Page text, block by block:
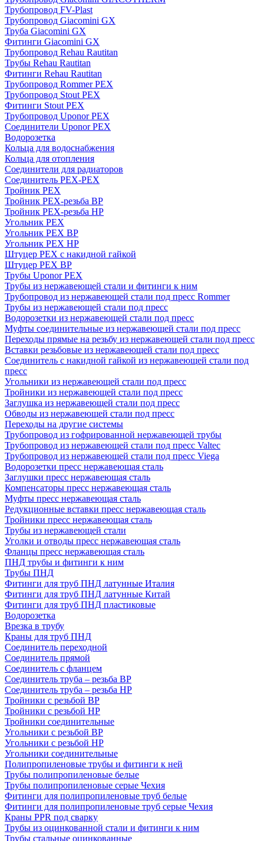
Трубопровод FV-Plast
Трубопровод Giacomini GX
Труба Giacomini GX
Фитинги Giacomini GX
Трубопровод Rehau Rautitan
Трубы Rehau Rautitan
Фитинги Rehau Rautitan
Трубопровод Rommer PEX
Трубопровод Stout PEX
Фитинги Stout PEX
Трубопровод Uponor PEX
Соединители Uponor PEX
Водорозетка
Кольца для водоснабжения
Кольца для отопления
Соединители для радиаторов
Соединитель PEX-PEX
Тройник PEX
Тройник PEX-резьба ВР
Тройник PEX-резьба НР
Угольник PEX
Угольник PEX ВР
Угольник PEX НР
Штуцер PEX c накидной гайкой
Штуцер PEX ВР
Трубы Uponor PEX
Трубы из нержавеющей стали и фитинги к ним
Трубопровод из нержавеющей стали под пресс Rommer
Трубы из нержавеющей стали под пресс
Водорозетки из нержавеющей стали под пресс
Муфты соединительные из нержавеющей стали под пресс
Переходы прямые на резьбу из нержавеющей стали под пресс
Вставки резьбовые из нержавеющей стали под пресс
Соединитель с накидной гайкой из нержавеющей стали под
пресс
Угольники из нержавеющей стали под пресс
Тройники из нержавеющей стали под пресс
Заглушка из нержавеющей стали под пресс
Обводы из нержавеющей стали под пресс
Переходы на другие системы
Трубопровод из гофрированной нержавеющей трубы
Трубопровод из нержавеющей стали под пресс Valtec
Трубопровод из нержавеющей стали под пресс Viega
Водорозетки пресс нержавеющая сталь
Заглушки пресс нержавеющая сталь
Компенсаторы пресс нержавеющая сталь
Муфты пресс нержавеющая сталь
Редукционные вставки пресс нержавеющая сталь
Тройники пресс нержавеющая сталь
Трубы из нержавеющей стали
Уголки и отводы пресс нержавеющая сталь
Фланцы пресс нержавеющая сталь
ПНД трубы и фитинги к ним
Трубы ПНД
Фитинги для труб ПНД латунные Италия
Фитинги для труб ПНД латунные Китай
Фитинги для труб ПНД пластиковые
Водорозетка
Врезка в трубу
Краны для труб ПНД
Соединитель переходной
Соединитель прямой
Соединитель с фланцем
Соединитель труба – резьба ВР
Соединитель труба – резьба НР
Тройники с резьбой ВР
Тройники с резьбой НР
Тройники соединительные
Угольники с резьбой ВР
Угольники с резьбой НР
Угольники соединительные
Полипропиленовые трубы и фитинги к ней
Трубы полипропиленовые белые
Трубы полипропиленовые серые Чехия
Фитинги для полипропиленовые труб белые
Фитинги для полипропиленовые труб серые Чехия
Краны PPR под сварку
Трубы из оцинкованной стали и фитинги к ним
Трубы стальные оцинкованные